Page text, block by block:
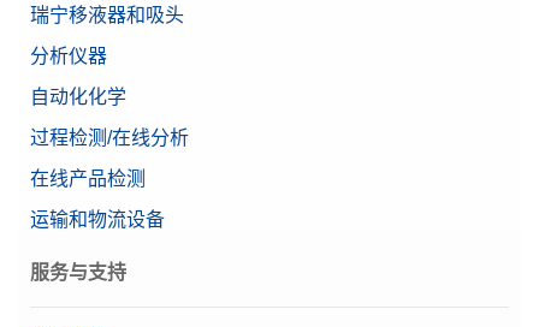
瑞宁移液器和吸头
分析仪器
自动化化学
过程检测/在线分析
在线产品检测
运输和物流设备
服务与支持